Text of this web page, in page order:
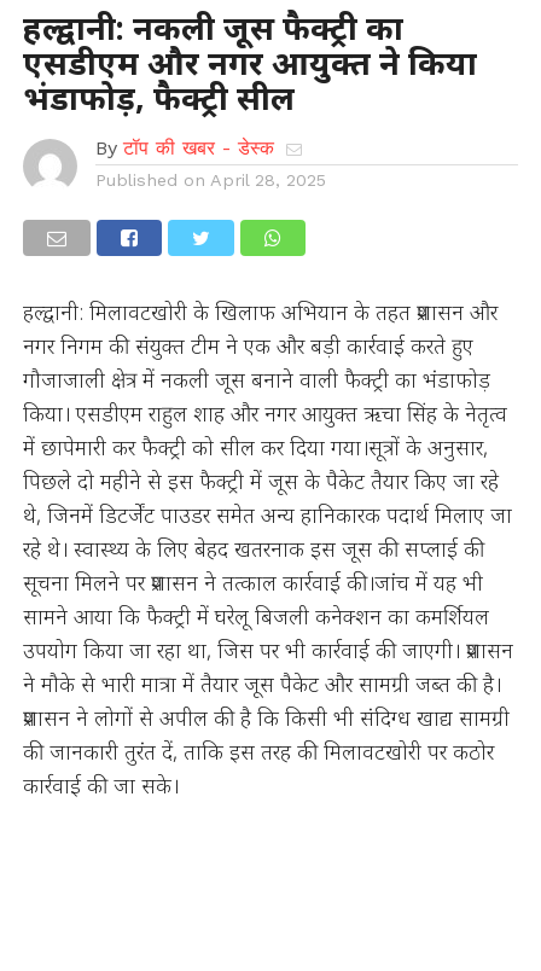
हल्द्वानी: नकली जूस फैक्ट्री का
एसडीएम और नगर आयुक्त ने किया
भंडाफोड़, फैक्ट्री सील
By टॉप की खबर - डेस्क
Published on April 28, 2025
हल्द्वानी: मिलावटखोरी के खिलाफ अभियान के तहत प्रशासन और
नगर निगम की संयुक्त टीम ने एक और बड़ी कार्रवाई करते हुए
गौजाजाली क्षेत्र में नकली जूस बनाने वाली फैक्ट्री का भंडाफोड़
किया। एसडीएम राहुल शाह और नगर आयुक्त ऋचा सिंह के नेतृत्व
में छापेमारी कर फैक्ट्री को सील कर दिया गया।सूत्रों के अनुसार,
पिछले दो महीने से इस फैक्ट्री में जूस के पैकेट तैयार किए जा रहे
थे, जिनमें डिटर्जेंट पाउडर समेत अन्य हानिकारक पदार्थ मिलाए जा
रहे थे। स्वास्थ्य के लिए बेहद खतरनाक इस जूस की सप्लाई की
सूचना मिलने पर प्रशासन ने तत्काल कार्रवाई की।जांच में यह भी
सामने आया कि फैक्ट्री में घरेलू बिजली कनेक्शन का कमर्शियल
उपयोग किया जा रहा था, जिस पर भी कार्रवाई की जाएगी। प्रशासन
ने मौके से भारी मात्रा में तैयार जूस पैकेट और सामग्री जब्त की है।
प्रशासन ने लोगों से अपील की है कि किसी भी संदिग्ध खाद्य सामग्री
की जानकारी तुरंत दें, ताकि इस तरह की मिलावटखोरी पर कठोर
कार्रवाई की जा सके।